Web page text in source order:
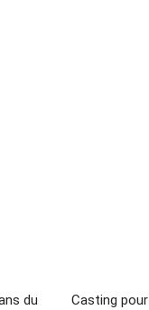
du
Casting pour